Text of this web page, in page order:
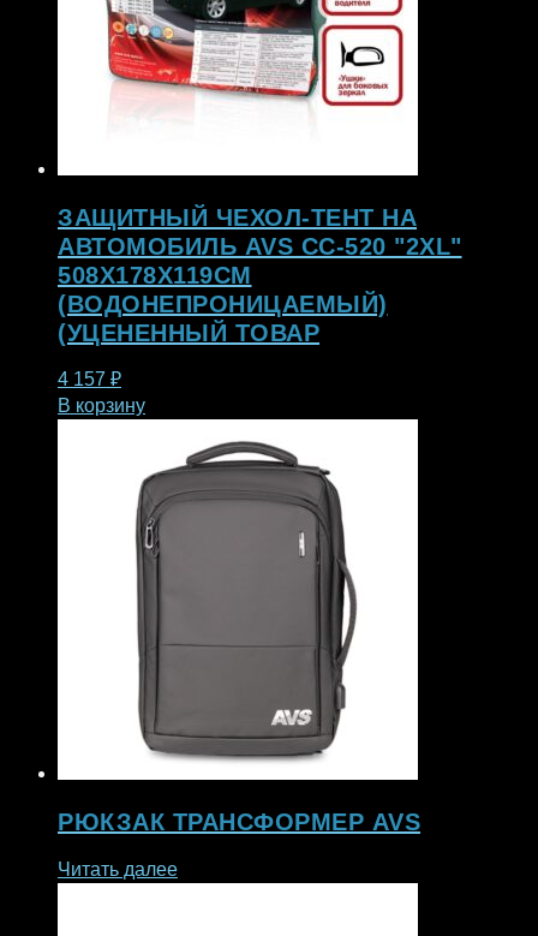
ЗАЩИТНЫЙ ЧЕХОЛ-ТЕНТ НА
АВТОМОБИЛЬ AVS СС-520 "2XL"
508Х178Х119СМ
(ВОДОНЕПРОНИЦАЕМЫЙ)
(УЦЕНЕННЫЙ ТОВАР
4 157 ₽
В корзину
РЮКЗАК ТРАНСФОРМЕР AVS
Читать далее